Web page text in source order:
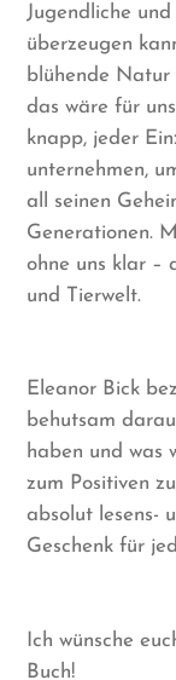
Jugendliche
überzeugen
blühende Natur
das wäre für
knapp, jeder
unternehmen,
all seinen
Generationen.
ohne uns klar –
und Tierwelt.
Eleanor Bick
behutsam
haben und was
zum Positiven
absolut lesens-
Geschenk für
Ich wünsche
Buch!